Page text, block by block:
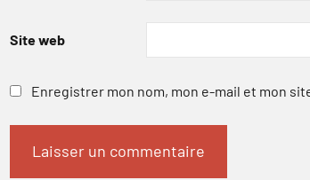
Site web
Enregistrer mon nom, mon e-mail et mon